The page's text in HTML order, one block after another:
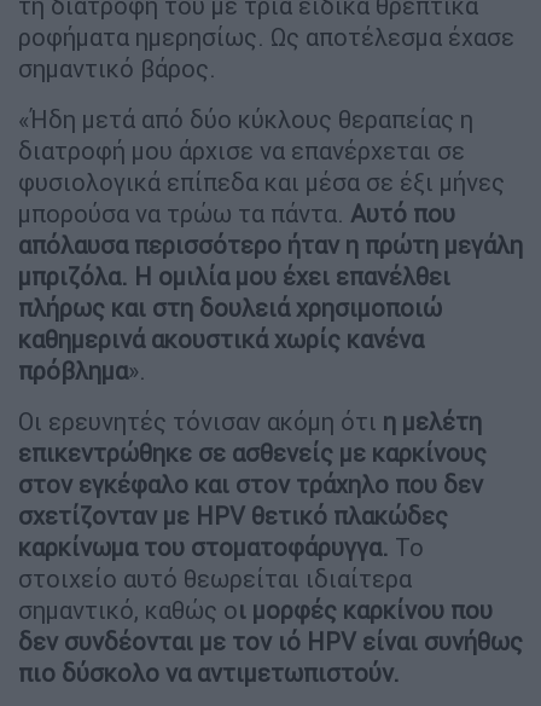
ροφήματα ημερησίως. Ως αποτέλεσμα έχασε
σημαντικό βάρος.
«Ήδη μετά από δύο κύκλους θεραπείας η
διατροφή μου άρχισε να επανέρχεται σε
φυσιολογικά επίπεδα και μέσα σε έξι μήνες
μπορούσα να τρώω τα πάντα. Αυτό που
απόλαυσα περισσότερο ήταν η πρώτη μεγάλη
μπριζόλα. Η ομιλία μου έχει επανέλθει
πλήρως και στη δουλειά χρησιμοποιώ
καθημερινά ακουστικά χωρίς κανένα
πρόβλημα».
Οι ερευνητές τόνισαν ακόμη ότι η μελέτη
επικεντρώθηκε σε ασθενείς με καρκίνους
στον εγκέφαλο και στον τράχηλο που δεν
σχετίζονταν με HPV θετικό πλακώδες
καρκίνωμα του στοματοφάρυγγα. Το
στοιχείο αυτό θεωρείται ιδιαίτερα
σημαντικό, καθώς οι μορφές καρκίνου που
δεν συνδέονται με τον ιό HPV είναι συνήθως
πιο δύσκολο να αντιμετωπιστούν.